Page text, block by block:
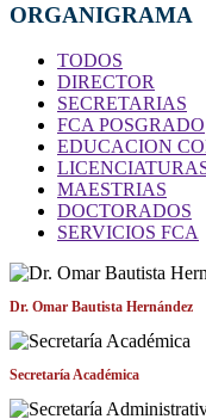
ORGANIGRAMA
TODOS
DIRECTOR
SECRETARIAS
FCA POSGRADO
EDUCACION
MAESTRIAS
DOCTORADOS
SERVICIOS FCA
Dr. Omar Bautista Hernández
Secretaría Académica